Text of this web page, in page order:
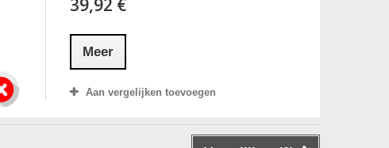
39,92 €
Meer
Aan vergelijken toevoegen